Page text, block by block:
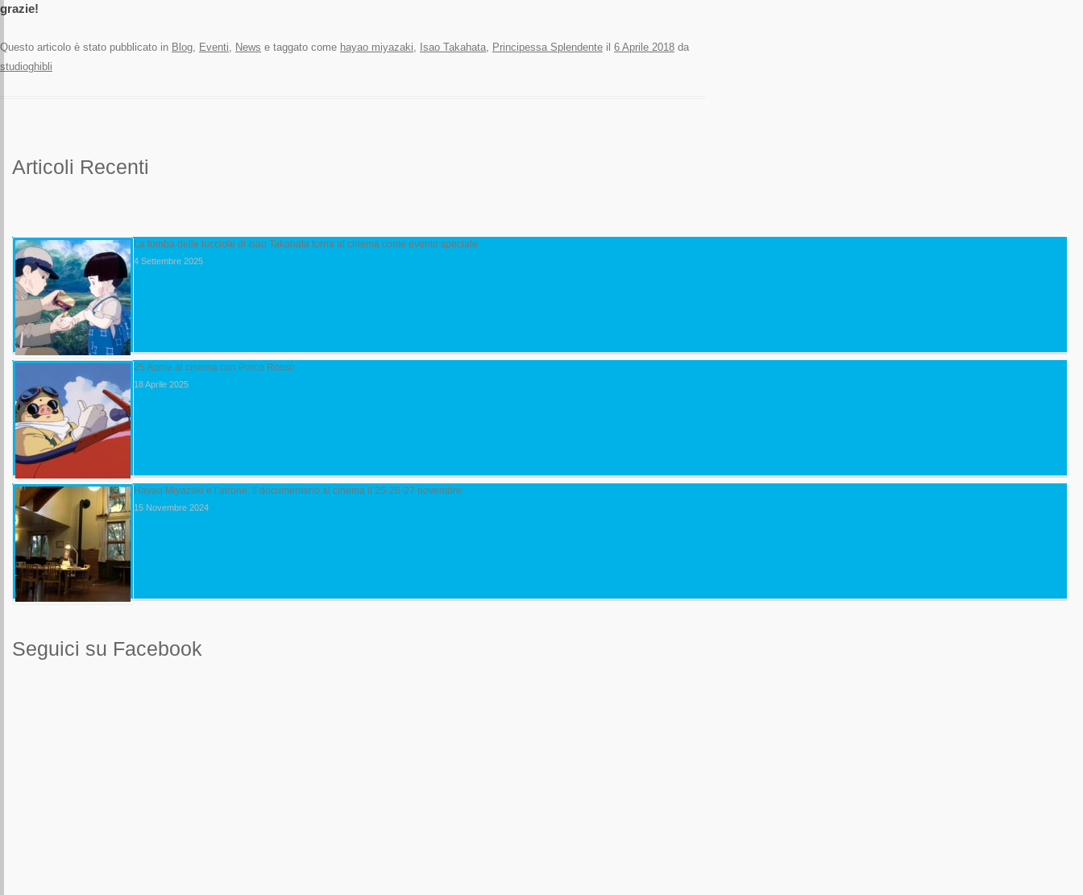
grazie!
Questo articolo è stato pubblicato in Blog Eventi News e taggato come hayao miyazaki Isao Takahata Principessa Splendente il 6 Aprile 2018 da
studioghibli
Articoli Recenti
La tomba delle lucciole di Isao Takahata torna al cinema come evento speciale
4 Settembre 2025
25 Aprile al cinema con Porco Rosso
18 Aprile 2025
Hayao Miyazaki e l’airone: il documentario al cinema il 25-26-27 novembre
15 Novembre 2024
Seguici su Facebook